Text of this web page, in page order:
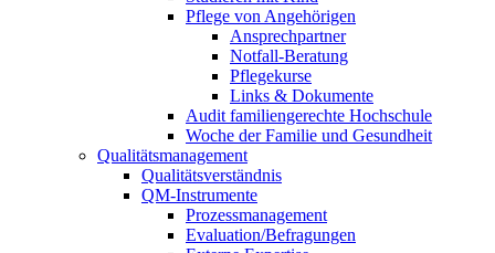
Pflege von Angehörigen
Ansprechpartner
Notfall-Beratung
Pflegekurse
Links & Dokumente
Audit familiengerechte Hochschule
Woche der Familie und Gesundheit
Qualitätsmanagement
Qualitätsverständnis
QM-Instrumente
Prozessmanagement
Evaluation/Befragungen